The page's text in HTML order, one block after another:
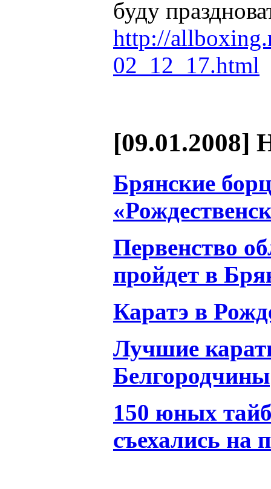
буду
http://
02_12_17.html
[09.01.2008]
Брянские
Первенство
пройдет в
Каратэ в
Лучшие
Белгородчины
150 юных
съехались на